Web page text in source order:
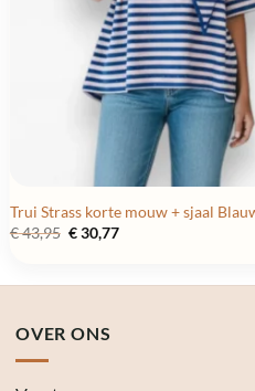
Trui Strass korte mouw + sjaal
€43,95 Oorspronkelijke
€30,77Huidige
OVER ONS